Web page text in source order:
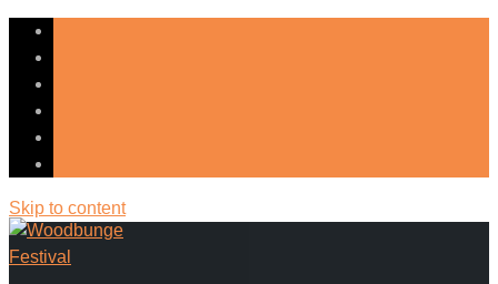
Skip to content